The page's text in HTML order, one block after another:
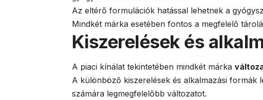
Az eltérő formulációk hatással lehetnek a
Mindkét márka esetében fontos a megfelelő
Kiszerelések és
A piaci kínálat tekintetében mindkét márka
A különböző kiszerelések és alkalmazási formák
számára legmegfelelőbb változatot.